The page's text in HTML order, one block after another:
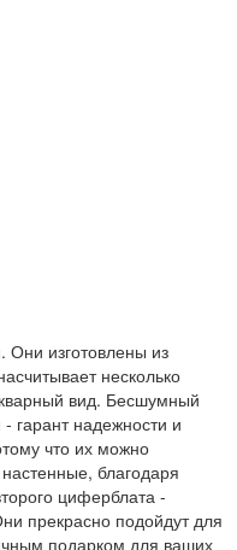
изготовлены из
несколько
вид. Бесшумный
гарант надежности и
что их можно
благодаря
циферблата -
прекрасно подойдут для
подарком для ваших